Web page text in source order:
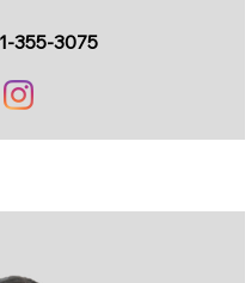
355-3075